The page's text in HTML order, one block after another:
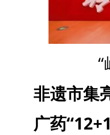
非遗市集
广药